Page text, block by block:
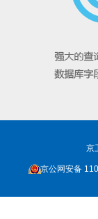
京
京公网安备